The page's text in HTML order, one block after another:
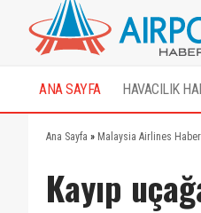
ANA SAYFA HAVACILIK
Ana Sayfa » Malaysia Airlines
Kayıp